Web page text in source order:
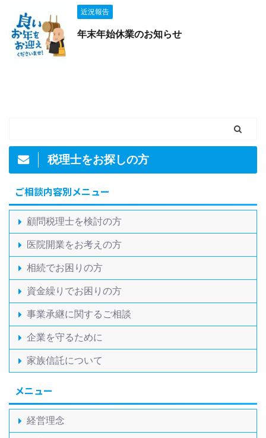
近況報告
年末年始休業のお知らせ
税理士をお探しの方
ご相談内容別メニュー
顧問税理士を検討の方
医院開業をお考えの方
相続でお困りの方
資金繰りでお困りの方
事業承継に関するご相談
企業を守るために
家族信託について
メニュー
経営理念